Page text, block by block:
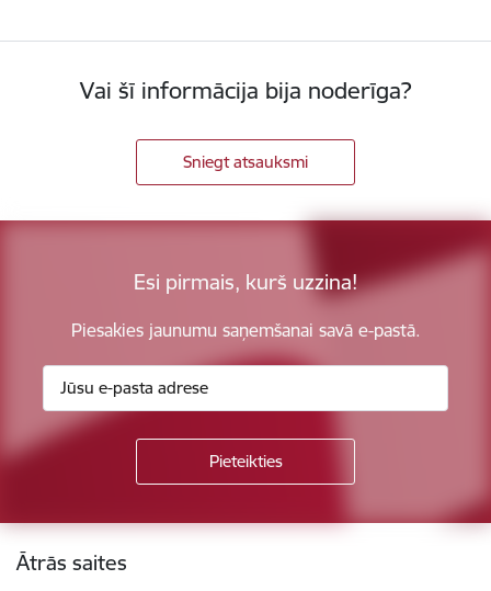
Vai šī informācija bija noderīga?
Sniegt atsauksmi
Esi pirmais, kurš uzzina!
Piesakies jaunumu saņemšanai savā e-pastā.
Kājene
Ātrās saites